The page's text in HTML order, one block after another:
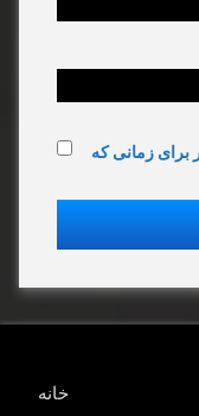
برای زمانی که
خانه